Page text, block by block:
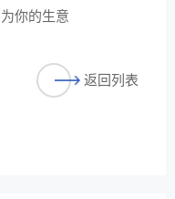
你的生意
返回列表